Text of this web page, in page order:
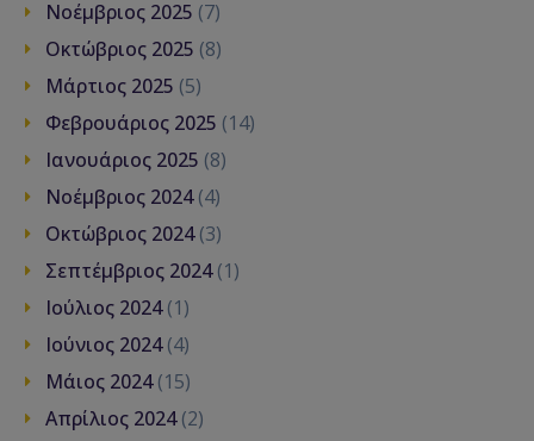
Νοέμβριος 2025 (7)
Οκτώβριος 2025 (8)
Μάρτιος 2025 (5)
Φεβρουάριος 2025 (14)
Ιανουάριος 2025 (8)
Νοέμβριος 2024(4)
Οκτώβριος 2024(3)
Σεπτέμβριος 2024(1)
Ιούλιος 2024(1)
Ιούνιος 2024(4)
Μάιος 2024(15)
Απρίλιος 2024(2)